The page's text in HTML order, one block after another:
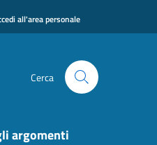
all'area personale
Cerca
argomenti